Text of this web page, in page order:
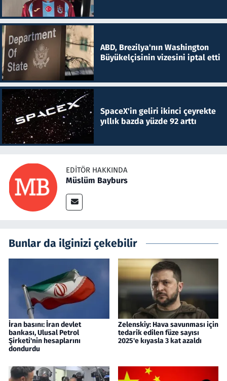
ABD, Brezilya'nın Washington
Büyükelçisinin vizesini iptal etti
SpaceX'in geliri ikinci çeyrekte
yıllık bazda yüzde 92 arttı
EDITÖR HAKKINDA
Müslüm Bayburs
Bunlar da ilginizi çekebilir
İran basını: İran devlet
bankası, Ulusal Petrol
Şirketi'nin hesaplarını
dondurdu
Zelenskiy: Hava savunması için
tedarik edilen füze sayısı
2025'e kıyasla 3 kat azaldı